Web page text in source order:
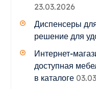
23.03.2026
Диспенсеры
решение для
Интернет-
доступная
в каталоге